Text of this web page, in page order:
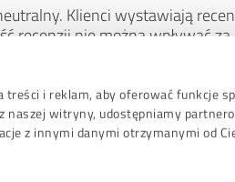
i reklam, aby oferować funkcje
witryny, udostępniamy
z innymi danymi otrzymanymi od
Klienci wystawiają
recenzji nie można wpływać za